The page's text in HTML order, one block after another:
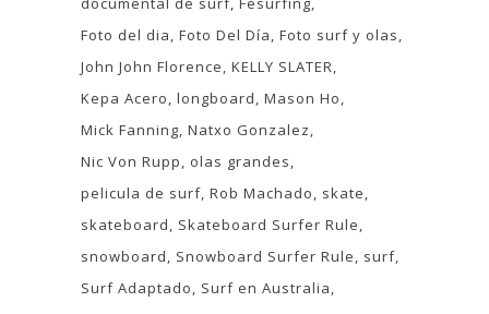
Foto del dia Foto Del Día Foto surf y olas
John John Florence KELLY SLATER
Kepa Acero longboard Mason Ho
Mick Fanning Natxo Gonzalez
Nic Von Rupp
olas grandes
pelicula de surf Rob Machado
skate
skateboard
Skateboard Surfer Rule
snowboard
Snowboard Surfer Rule
surf
Surf Adaptado
Surf en Australia